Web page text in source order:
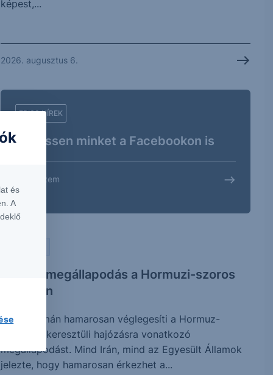
képest,...
2026. augusztus 6.
FRISS HÍREK
Kövessen minket a Facebookon is
Megnézem
Közel a megállapodás a Hormuzi-szoros
ügyében
Irán és Omán hamarosan véglegesíti a Hormuz-
szoroson keresztüli hajózásra vonatkozó
megállapodást. Mind Irán, mind az Egyesült Államok
jelezte, hogy hamarosan érkezhet a...
és
A